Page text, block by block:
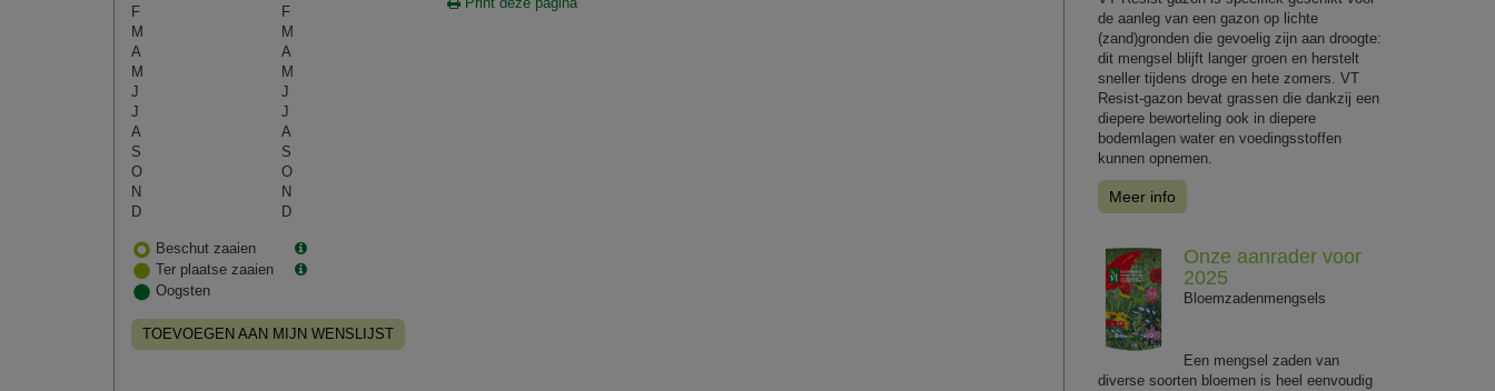
F
F
M
M
A
A
M
M
J
J
J
J
A
A
S
S
O
O
N
N
D
D
Beschut zaaien
Ter plaatse zaaien
Oogsten
TOEVOEGEN AAN MIJN WENSLIJST
de aanleg van een gazon op lichte
(zand)gronden die gevoelig zijn aan droogte:
dit mengsel blijft langer groen en herstelt
sneller tijdens droge en hete zomers. VT
Resist-gazon bevat grassen die dankzij een
diepere beworteling ook in diepere
bodemlagen water en voedingsstoffen
kunnen opnemen.
Meer info
Onze aanrader voor
2025
Bloemzadenmengsels
Een mengsel zaden van
diverse soorten bloemen is heel eenvoudig